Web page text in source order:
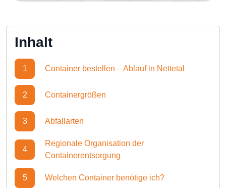
Inhalt
1 Container bestellen – Ablauf in Nettetal
2 Containergrößen
3 Abfallarten
4
Regionale Organisation der
Containerentsorgung
5 Welchen Container benötige ich?